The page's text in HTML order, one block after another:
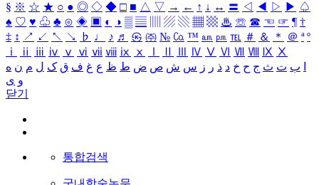
§ ※ ☆ ★ ○ ● ◎ ◇ ◆ □ ■ △ ▽ → ← ↑ ↓ ↔ 〓 ◁ ◀ ▷ ▶ ♤
♠ ♡ ♥ ♧ ♣ ⊙ ◈ ▣ ◐ ◑ ▒ ▤ ▨ ▧ ▦ ▩ ♨ ☏ ☎ ☜ ☞ ¶ †
‡ ↕ ↗ ↙ ↖ ↘ ♭ ♩ ♪ ♬ ㉿ ㈜ № ㏇ ™ ㏂ ㏘ ℡ ＃ ＆ ＊ ＠ ª º
ⅰ
ⅱ ⅲ ⅳ ⅴ ⅵ ⅶ ⅷ ⅸ ⅹ Ⅳ Ⅴ Ⅵ Ⅶ Ⅷ Ⅸ Ⅹ
ب ت ث ج ح خ د ذ ر ز س ش ص ض ط ظ ع غ ف ق ک ل م ن ه
و ی
닫기
통합검색